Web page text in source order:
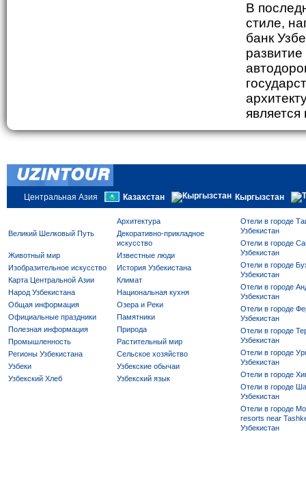
В
стиле,
банк
Центральная Азия Казахстан Кыргызстан
Архитектура
Великий Шелковый Путь
Декоративно-прикладное
искусство
Животный мир
Известные люди
Изобразительное искусство
История Узбекистана
Карта Центральной Азии
Климат
Народ Узбекистана
Национальная кухня
Общая информация
Озера и Реки
Официальные праздники
Памятники
Полезная информация
Природа
Промышленность
Растительный мир
Регионы Узбекистана
Сельское хозяйство
Узбеки
Узбекские обычаи
Узбекский Хлеб
Узбекский язык
Отели в городе
Узбекистан
Отели в городе
Узбекистан
Отели в городе
Узбекистан
Отели в городе
Узбекистан
Отели в городе
Узбекистан
Отели в городе
Узбекистан
Отели в городе
Узбекистан
Отели в городе
Отели в городе
Узбекистан
Отели в городе
resorts near
Узбекистан